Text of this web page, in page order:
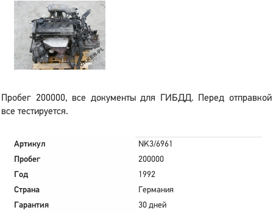
Пробег 200000, все документы для ГИБДД. Перед отправкой
все тестируется.
Артикул
NK3/6961
Пробег
200000
Год
1992
Страна
Германия
Гарантия
30 дней